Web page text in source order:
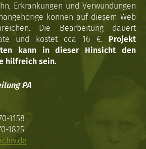
Erkrankungen und Verwundungen
können auf diesem Web
Die Bearbeitung dauert
und kostet cca 16 €. Projekt
kann in dieser Hinsicht den
hilfreich sein.
PA
1158
1825